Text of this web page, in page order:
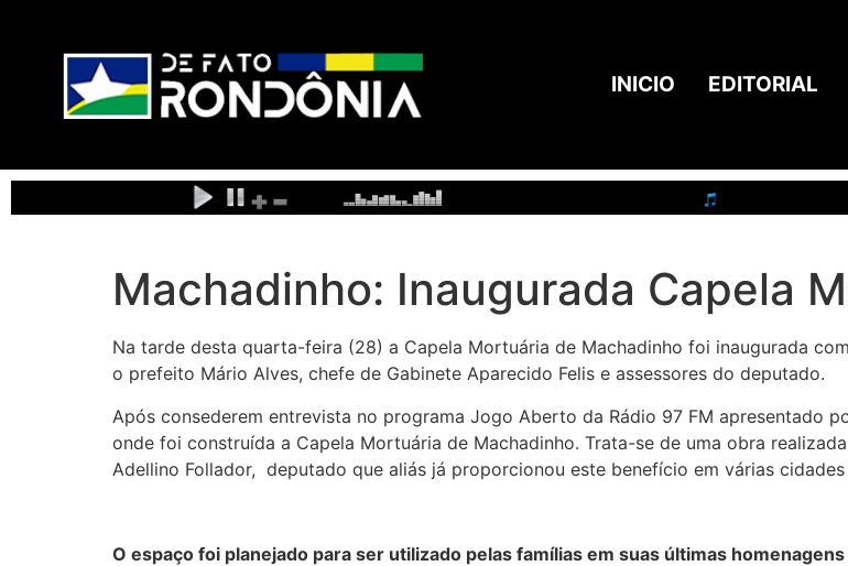
INICIO EDITORIAL
Machadinho: Inaugurada Capela
Na tarde desta quarta-feira (28) a Capela Mortuária de Machadinho foi inaugurada
o prefeito Mário Alves, chefe de Gabinete Aparecido Felis e assessores do deputado.
Após consederem entrevista no programa Jogo Aberto da Rádio 97 FM apresentado
onde foi construída a Capela Mortuária de Machadinho. Trata-se de uma obra
Adellino Follador, deputado que aliás já proporcionou este benefício em várias
O espaço foi planejado para ser utilizado pelas famílias em suas últimas